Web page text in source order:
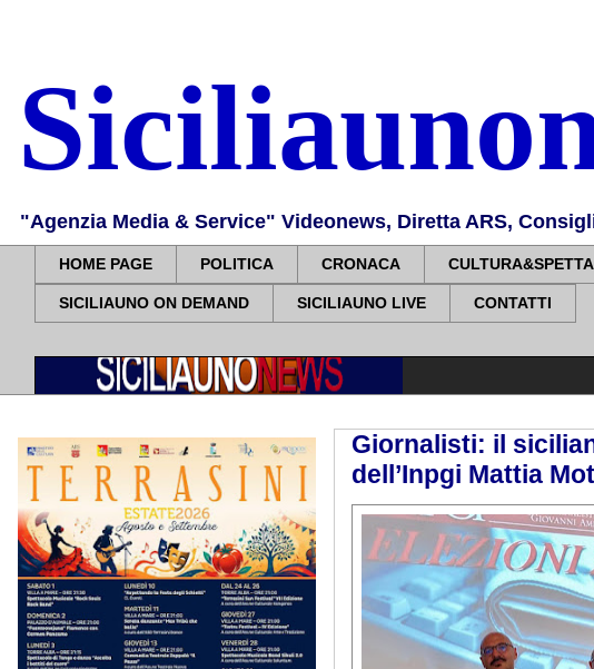
"Agenzia Media & Service" Videonews, Diretta ARS,
HOME PAGE POLITICA CRONACA
SICILIAUNO ON DEMAND SICILIAUNO LIVE CONTATTI
Giornalisti: il
dell’Inpgi Mattia